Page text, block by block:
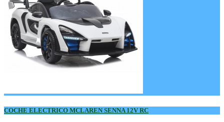
COCHE ELECTRICO MCLAREN SENNA 12V RC